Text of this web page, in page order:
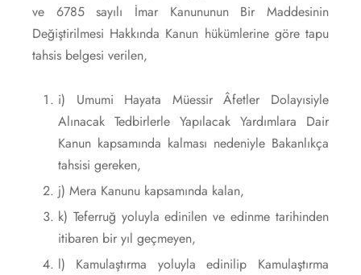
ve 6785 sayılı İmar Kanununun Bir Maddesinin
Değiştirilmesi Hakkında Kanun hükümlerine göre tapu
tahsis belgesi verilen,
i) Umumi Hayata Müessir Âfetler Dolayısiyle
Alınacak Tedbirlerle Yapılacak Yardımlara Dair
Kanun kapsamında kalması nedeniyle Bakanlıkça
tahsisi gereken,
j) Mera Kanunu kapsamında kalan,
k) Teferruğ yoluyla edinilen ve edinme tarihinden
itibaren bir yıl geçmeyen,
l) Kamulaştırma yoluyla edinilip Kamulaştırma